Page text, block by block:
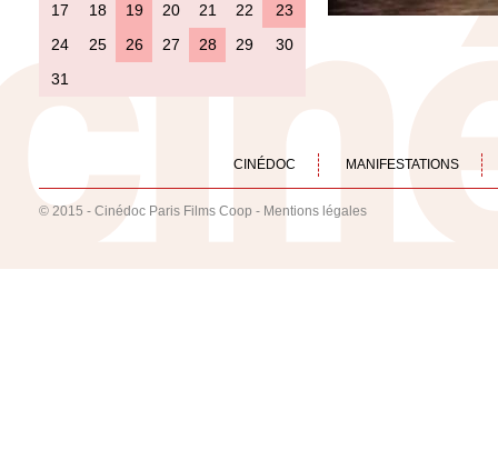
17
18 19 20 21 22
23
24
25 26 27 28 29
30
31
CINÉDOC MANIFESTATIONS
© 2015 - Cinédoc Paris Films Coop - Mentions légales